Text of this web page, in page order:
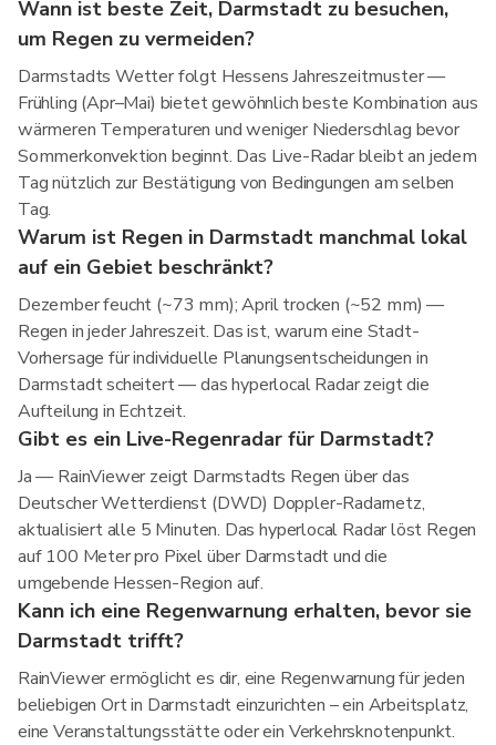
Wann ist beste Zeit, Darmstadt zu besuchen,
um Regen zu vermeiden?
Darmstadts Wetter folgt Hessens Jahreszeitmuster —
Frühling (Apr–Mai) bietet gewöhnlich beste Kombination aus
wärmeren Temperaturen und weniger Niederschlag bevor
Sommerkonvektion beginnt. Das Live-Radar bleibt an jedem
Tag nützlich zur Bestätigung von Bedingungen am selben
Tag.
Warum ist Regen in Darmstadt manchmal lokal
auf ein Gebiet beschränkt?
Dezember feucht (~73 mm); April trocken (~52 mm) —
Regen in jeder Jahreszeit. Das ist, warum eine Stadt-
Vorhersage für individuelle Planungsentscheidungen in
Darmstadt scheitert — das hyperlocal Radar zeigt die
Aufteilung in Echtzeit.
Gibt es ein Live-Regenradar für Darmstadt?
Ja — RainViewer zeigt Darmstadts Regen über das
Deutscher Wetterdienst (DWD) Doppler-Radarnetz,
aktualisiert alle 5 Minuten. Das hyperlocal Radar löst Regen
auf 100 Meter pro Pixel über Darmstadt und die
umgebende Hessen-Region auf.
Kann ich eine Regenwarnung erhalten, bevor sie
Darmstadt trifft?
RainViewer ermöglicht es dir, eine Regenwarnung für jeden
beliebigen Ort in Darmstadt einzurichten – ein Arbeitsplatz,
eine Veranstaltungsstätte oder ein Verkehrsknotenpunkt.